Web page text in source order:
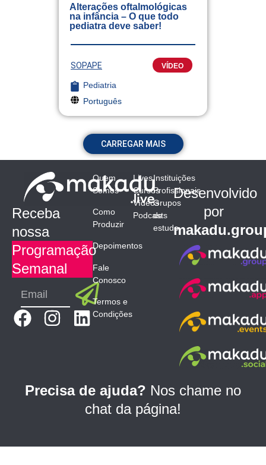
Alterações oftalmológicas
na infância – O que todo
pediatra deve saber!
SOPAPE VÍDEO
Pediatria
Português
CARREGAR MAIS
Receba
nossa
Programação
Semanal
Email Submit
F
b
k
I
a
a
L
e
d
n
Quem
Somos
Como
Produzir
Depoimentos
Fale
Conosco
Termos e
Condições
Lives
Cursos
Vídeos
Podcasts
Instituições
Profissionais
Grupos
de
estudo
Desenvolvido
por
Precisa de ajuda? Nos chame no
chat da página!